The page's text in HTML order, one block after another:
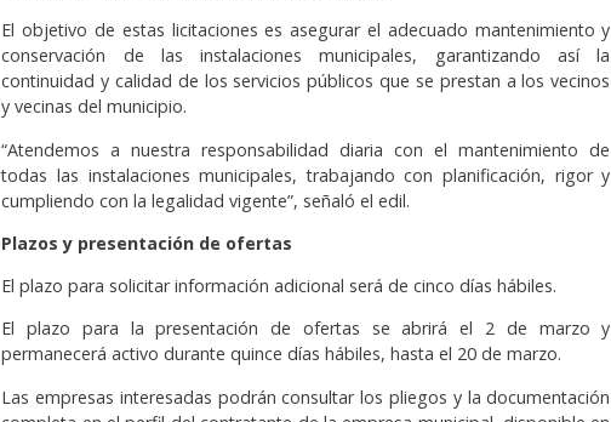
El objetivo de estas licitaciones es asegurar el adecuado mantenimiento y
conservación de las instalaciones municipales, garantizando así la
continuidad y calidad de los servicios públicos que se prestan a los vecinos
y vecinas del municipio.
“Atendemos a nuestra responsabilidad diaria con el mantenimiento de
todas las instalaciones municipales, trabajando con planificación, rigor y
cumpliendo con la legalidad vigente”, señaló el edil.
Plazos y presentación de ofertas
El plazo para solicitar información adicional será de cinco días hábiles.
El plazo para la presentación de ofertas se abrirá el 2 de marzo y
permanecerá activo durante quince días hábiles, hasta el 20 de marzo.
Las empresas interesadas podrán consultar los pliegos y la documentación